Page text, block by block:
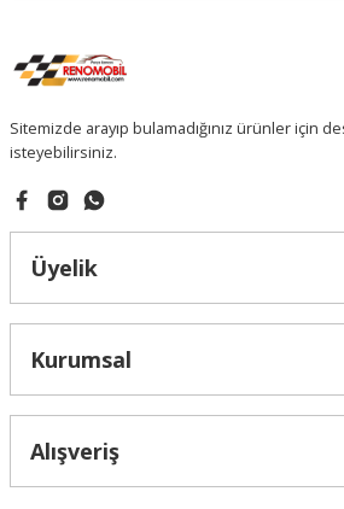
Sitemizde arayıp bulamadığınız ürünler için
isteyebilirsiniz.
Üyelik
Kurumsal
Alışveriş